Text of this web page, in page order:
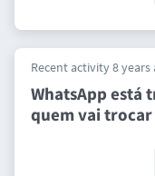
Recent activity 8 years
WhatsApp está
quem vai